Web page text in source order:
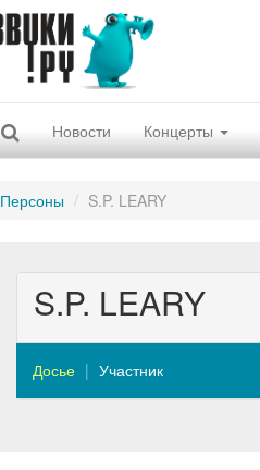
Новости Концерты
Персоны S.P. LEARY
S.P. LEARY
Досье Участник